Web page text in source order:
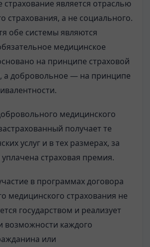
является отраслью
страхования, а не социального.
обе системы являются
медицинское
на принципе страховой
а добровольное — на принципе
медицинского
получает те
услуг и в тех размерах, за
страховая премия.
в программах договора
медицинского страхования не
государством и реализует
возможности каждого
или